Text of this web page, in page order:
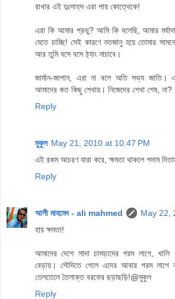
রাখার এই দুঃসাহস এরা পায় কোত্থেকে!
এরা কি আমার প্রভু? আমি কি বলেছি, আমার
যেতে চাচ্ছি! সেই কারণে নতজানু হয়ে তোমার
আর তুমি বসে বসে ঠ্যাং নাচাবে।
জার্মান-জাপান, এরা না বলে অতি সভ্য জাতি।
আমাদের কত কিছু শেখায়। নিজেদের শেখা শেষ, না?
Reply
মুকুল May 21, 2010 at 10:47 PM
এই রকম আচরণ যারা করে, ক্ষমতা থাকলে গদাম
Reply
আলী মাহমেদ - ali mahmed
May 22,
হায় ক্ষমতা!
আমাদের দেশে সাদা চামড়াদের গরম লাগে, খালি
বেড়ায়। সৌদিতে গেলে এদের আবার গরম লাগে
তেলতেলে তৈলাক্ত বরফের ছড়াছড়ি!@মুকুল
Reply